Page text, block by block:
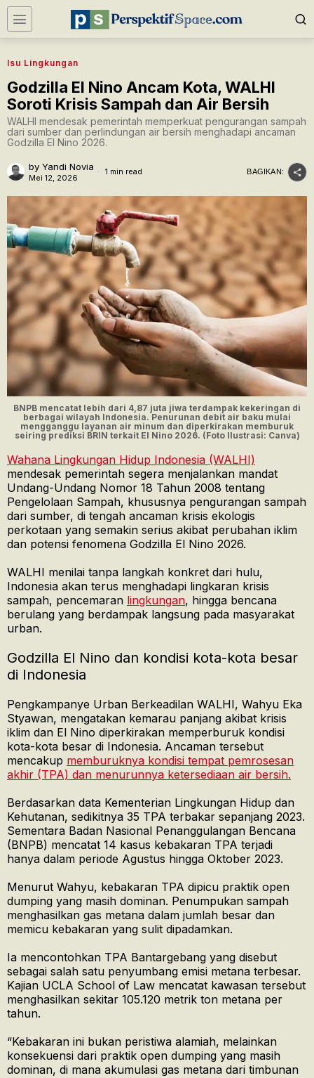
Isu Lingkungan
Godzilla El Nino Ancam Kota, WALHI
Soroti Krisis Sampah dan Air Bersih
WALHI mendesak pemerintah memperkuat pengurangan sampah
dari sumber dan perlindungan air bersih menghadapi ancaman
Godzilla El Nino 2026.
by Yandi Novia
Mei 12, 2026
1 min read BAGIKAN:
BNPB mencatat lebih dari 4,87 juta jiwa terdampak kekeringan di
berbagai wilayah Indonesia. Penurunan debit air baku mulai
mengganggu layanan air minum dan diperkirakan memburuk
seiring prediksi BRIN terkait El Nino 2026. (Foto Ilustrasi: Canva)
Wahana Lingkungan Hidup Indonesia (WALHI)
mendesak pemerintah segera menjalankan mandat
Undang-Undang Nomor 18 Tahun 2008 tentang
Pengelolaan Sampah, khususnya pengurangan sampah
dari sumber, di tengah ancaman krisis ekologis
perkotaan yang semakin serius akibat perubahan iklim
dan potensi fenomena Godzilla El Nino 2026.
WALHI menilai tanpa langkah konkret dari hulu,
Indonesia akan terus menghadapi lingkaran krisis
sampah, pencemaran lingkungan, hingga bencana
berulang yang berdampak langsung pada masyarakat
urban.
Godzilla El Nino dan kondisi kota-kota besar
di Indonesia
Pengkampanye Urban Berkeadilan WALHI, Wahyu Eka
Styawan, mengatakan kemarau panjang akibat krisis
iklim dan El Nino diperkirakan memperburuk kondisi
kota-kota besar di Indonesia. Ancaman tersebut
mencakup memburuknya kondisi tempat pemrosesan
akhir (TPA) dan menurunnya ketersediaan air bersih.
Berdasarkan data Kementerian Lingkungan Hidup dan
Kehutanan, sedikitnya 35 TPA terbakar sepanjang 2023.
Sementara Badan Nasional Penanggulangan Bencana
(BNPB) mencatat 14 kasus kebakaran TPA terjadi
hanya dalam periode Agustus hingga Oktober 2023.
Menurut Wahyu, kebakaran TPA dipicu praktik open
dumping yang masih dominan. Penumpukan sampah
menghasilkan gas metana dalam jumlah besar dan
memicu kebakaran yang sulit dipadamkan.
Ia mencontohkan TPA Bantargebang yang disebut
sebagai salah satu penyumbang emisi metana terbesar.
Kajian UCLA School of Law mencatat kawasan tersebut
menghasilkan sekitar 105.120 metrik ton metana per
tahun.
“Kebakaran ini bukan peristiwa alamiah, melainkan
konsekuensi dari praktik open dumping yang masih
dominan, di mana akumulasi gas metana dari timbunan